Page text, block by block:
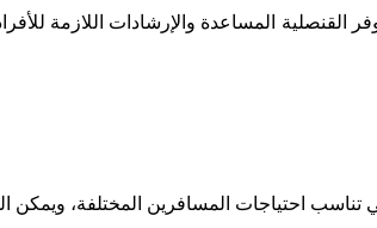
القنصلية المساعدة والإرشادات اللازمة
تناسب احتياجات المسافرين المختلفة، ويمكن